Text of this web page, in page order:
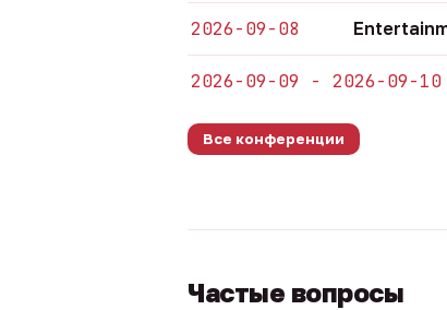
2026-09-08
2026-09-09 - 2026-09-10
Все конференции
Частые вопросы